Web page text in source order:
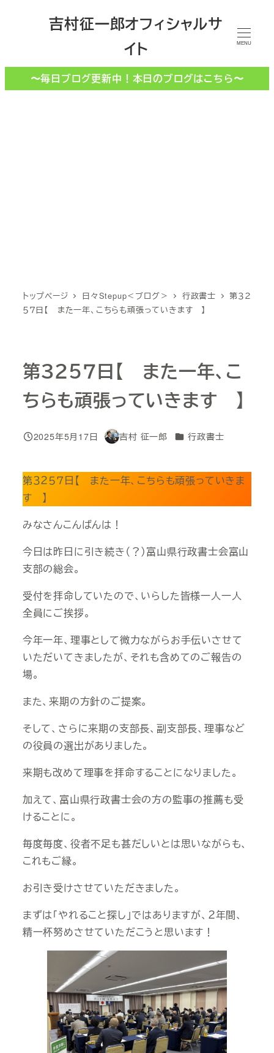
コ
吉村征一郎オフィシャルサ
イト
MENU
〜毎日ブログ更新中！本日のブログはこちら〜
トップページ 日々Stepup＜ブログ＞ 行政書士
第３２
５７日【 また一年、こちらも頑張っていきます 】
第３２５７日【 また一年、こ
ちらも頑張っていきます 】
投稿日
2025年5月17日
著
吉村 征一郎 カテゴリー
行政書士
第３２５７日【 また一年、こちらも頑張っていきま
す 】
みなさんこんばんは！
今日は昨日に引き続き（？）富山県行政書士会富山
支部の総会。
受付を拝命していたので、いらした皆様一人一人
全員にご挨拶。
今年一年、理事として微力ながらお手伝いさせて
いただいてきましたが、それも含めてのご報告の
場。
また、来期の方針のご提案。
そして、さらに来期の支部長、副支部長、理事など
の役員の選出がありました。
来期も改めて理事を拝命することになりました。
加えて、富山県行政書士会の方の監事の推薦も受
けることに。
毎度毎度、役者不足も甚だしいとは思いながらも、
これもご縁。
お引き受けさせていただきました。
まずは「やれること探し」ではありますが、２年間、
精一杯努めさせていただこうと思います！